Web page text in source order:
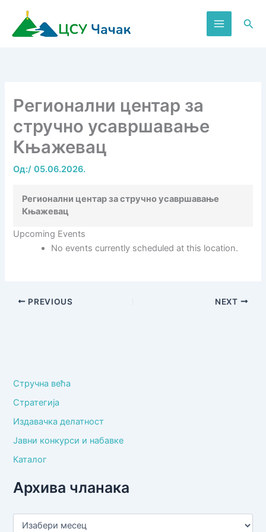
садржај
Регионални центар за
стручно усавршавање
Књажевац
Од:/05.06.2026.
Регионални центар за стручно усавршавање
Књажевац
Upcoming Events
No events currently scheduled at this location.
PREVIOUS NEXT
Стручна већа
Стратегија
Издавачка делатност
Јавни конкурси и набавке
Каталог
Архива чланака
А